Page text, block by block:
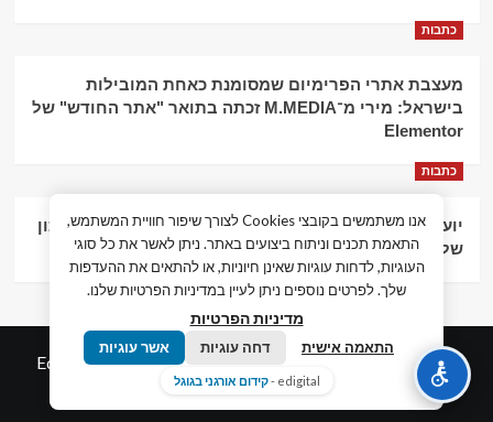
כתבות
מעצבת אתרי הפרימיום שמסומנת כאחת המובילות
בישראל: מירי מ־M.MEDIA זכתה בתואר "אתר החודש" של
Elementor
כתבות
יועץ עסקי וליווי פיננסי – הדרך לצמיחה כלכלית וניהול נכון
של העסק
© כל הזכויות שמורות חדשות המאה ה-21 |
Edigital.co.ilby
אלימלך דיגיטל.
אנו משתמשים בקובצי Cookies לצורך שיפור חוויית המשתמש,
התאמת תכנים וניתוח ביצועים באתר. ניתן לאשר את כל סוגי
העוגיות, לדחות עוגיות שאינן חיוניות, או להתאים את ההעדפות
שלך. לפרטים נוספים ניתן לעיין במדיניות הפרטיות שלנו.
מדיניות הפרטיות
התאמה אישית דחה עוגיות אשר עוגיות
edigital - קידום אורגני בגוגל